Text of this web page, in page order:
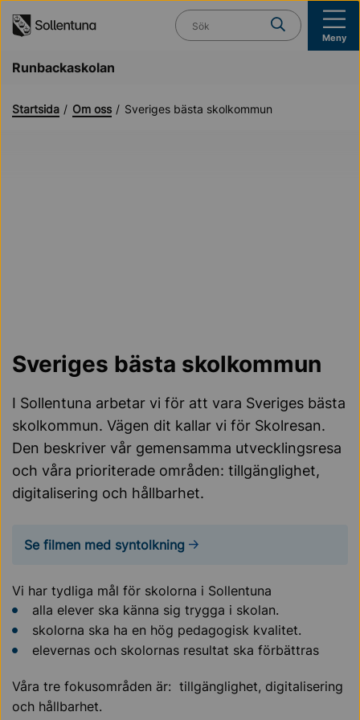
Vad söker du?
Meny
Runbackaskolan
Startsida Om oss Sveriges bästa skolkommun
Sveriges bästa skolkommun
I Sollentuna arbetar vi för att vara Sveriges bästa
skolkommun. Vägen dit kallar vi för Skolresan.
Den beskriver vår gemensamma utvecklingsresa
och våra prioriterade områden: tillgänglighet,
digitalisering och hållbarhet.
Se filmen med syntolkning
Vi har tydliga mål för skolorna i Sollentuna
alla elever ska känna sig trygga i skolan.
skolorna ska ha en hög pedagogisk kvalitet.
elevernas och skolornas resultat ska förbättras
Våra tre fokusområden är: tillgänglighet, digitalisering
och hållbarhet.